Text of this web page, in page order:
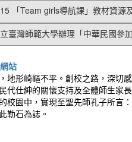
「Team girls導航課」教材資源
臺灣師範大學辦理「中華民國參
地形崎嶇不平。創校之路，深切
代仕紳的關懷支持及全體師生家
校園中，實現至聖先師孔子所言
勒石為誌。